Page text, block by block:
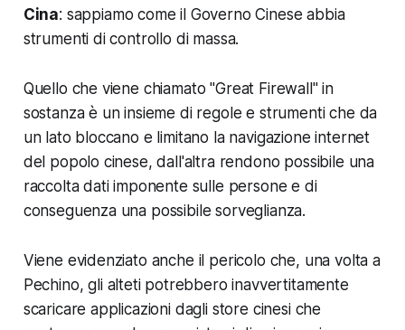
Cina: sappiamo come il Governo Cinese abbia
strumenti di controllo di massa.
Quello che viene chiamato "Great Firewall" in
sostanza è un insieme di regole e strumenti che da
un lato bloccano e limitano la navigazione internet
del popolo cinese, dall'altra rendono possibile una
raccolta dati imponente sulle persone e di
conseguenza una possibile sorveglianza.
Viene evidenziato anche il pericolo che, una volta a
Pechino,gli alteti potrebbero inavvertitamente
scaricare applicazioni dagli store cinesi che